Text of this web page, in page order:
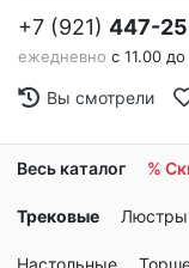
+7 (921) 447-
ежедневно с 11.00
Вы смотрели
Весь каталог %
Трековые Люстры
Настольные